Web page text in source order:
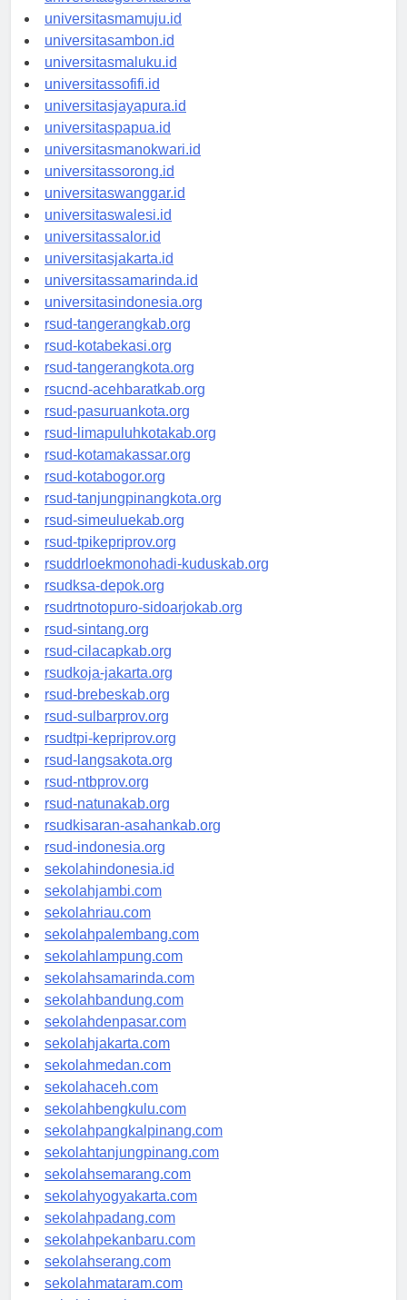
universitasgorontalo.id
universitasmamuju.id
universitasambon.id
universitasmaluku.id
universitassofifi.id
universitasjayapura.id
universitaspapua.id
universitasmanokwari.id
universitassorong.id
universitaswanggar.id
universitaswalesi.id
universitassalor.id
universitasjakarta.id
universitassamarinda.id
universitasindonesia.org
rsud-tangerangkab.org
rsud-kotabekasi.org
rsud-tangerangkota.org
rsucnd-acehbaratkab.org
rsud-pasuruankota.org
rsud-limapuluhkotakab.org
rsud-kotamakassar.org
rsud-kotabogor.org
rsud-tanjungpinangkota.org
rsud-simeuluekab.org
rsud-tpikepriprov.org
rsuddrloekmonohadi-kuduskab.org
rsudksa-depok.org
rsudrtnotopuro-sidoarjokab.org
rsud-sintang.org
rsud-cilacapkab.org
rsudkoja-jakarta.org
rsud-brebeskab.org
rsud-sulbarprov.org
rsudtpi-kepriprov.org
rsud-langsakota.org
rsud-ntbprov.org
rsud-natunakab.org
rsudkisaran-asahankab.org
rsud-indonesia.org
sekolahindonesia.id
sekolahjambi.com
sekolahriau.com
sekolahpalembang.com
sekolahlampung.com
sekolahsamarinda.com
sekolahbandung.com
sekolahdenpasar.com
sekolahjakarta.com
sekolahmedan.com
sekolahaceh.com
sekolahbengkulu.com
sekolahpangkalpinang.com
sekolahtanjungpinang.com
sekolahsemarang.com
sekolahyogyakarta.com
sekolahpadang.com
sekolahpekanbaru.com
sekolahserang.com